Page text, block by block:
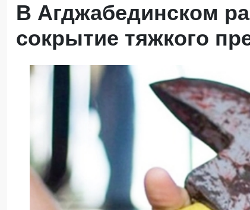
В Агджабединском
сокрытие тяжкого